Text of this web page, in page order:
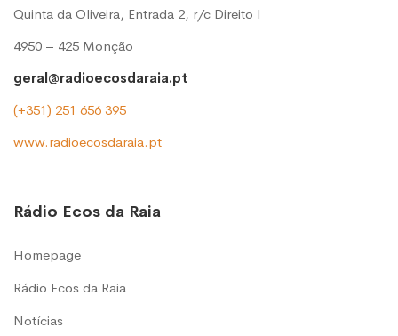
Quinta da Oliveira, Entrada 2, r/c Direito l
4950 – 425 Monção
geral@radioecosdaraia.pt
(+351) 251 656 395
www.radioecosdaraia.pt
Rádio Ecos da Raia
Homepage
Rádio Ecos da Raia
Notícias